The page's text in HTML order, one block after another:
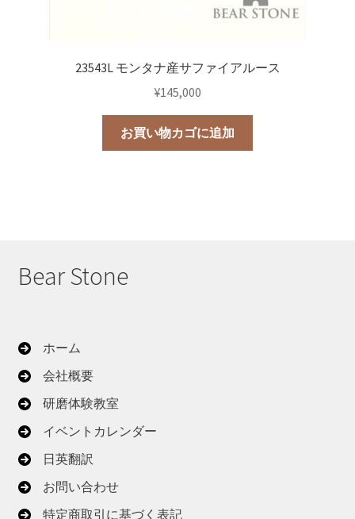
23543L モンタナ産サファイアルース
¥145,000
お買い物カゴに追加
Bear Stone
ホーム
会社概要
研磨体験教室
イベントカレンダー
日英翻訳
お問い合わせ
特定商取引に基づく表記